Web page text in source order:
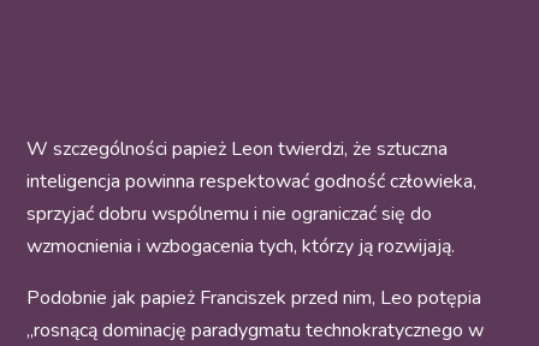
W szczególności papież Leon twierdzi, że sztuczna
inteligencja powinna respektować godność człowieka,
sprzyjać dobru wspólnemu i nie ograniczać się do
wzmocnienia i wzbogacenia tych, którzy ją rozwijają.
Podobnie jak papież Franciszek przed nim, Leo potępia
„rosnącą dominację paradygmatu technokratycznego w